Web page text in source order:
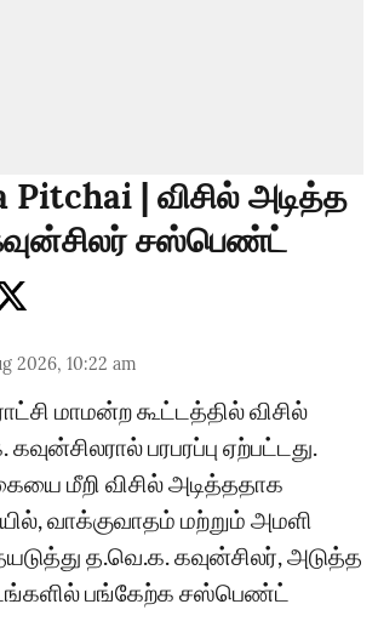
Pitchai | விசில் அடித்த
சஸ்பெண்ட்
2026, 10:22 am
மாமன்ற கூட்டத்தில் விசில்
பரபரப்பு ஏற்பட்டது.
மீறி விசில் அடித்ததாக
வாக்குவாதம் மற்றும் அமளி
த.வெ.க. கவுன்சிலர், அடுத்த
பங்கேற்க சஸ்பெண்ட்